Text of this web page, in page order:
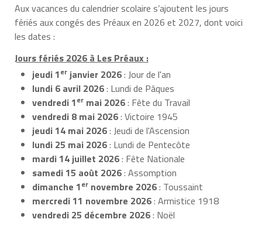
Aux vacances du calendrier scolaire s’ajoutent les jours
fériés aux congés des Préaux en 2026 et 2027, dont voici
les dates :
Jours fériés 2026 à Les Préaux :
jeudi 1er janvier 2026: Jour de l'an
lundi 6 avril 2026: Lundi de Pâques
vendredi 1er mai 2026: Fête du Travail
vendredi 8 mai 2026: Victoire 1945
jeudi 14 mai 2026: Jeudi de l'Ascension
lundi 25 mai 2026: Lundi de Pentecôte
mardi 14 juillet 2026: Fête Nationale
samedi 15 août 2026: Assomption
dimanche 1er novembre 2026: Toussaint
mercredi 11 novembre 2026: Armistice 1918
vendredi 25 décembre 2026: Noël